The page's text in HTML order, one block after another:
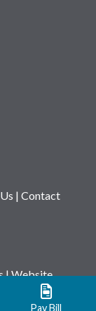
| Contact
|Website
Pay Bill